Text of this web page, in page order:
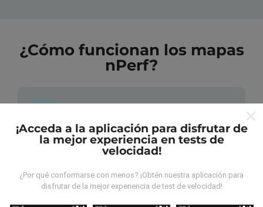
¿Cómo funcionan los mapas
nPerf?
¿De dónde provienen los datos?
Las mediciones almacenadas son realizadas por los
usuarios de la aplicación nPerf. Son mediciones
¡Acceda a la aplicación para disfrutar de
la mejor experiencia en tests de
velocidad!
¿Por qué conformarse con menos? ¡Obtén nuestra aplicación para
disfrutar de la mejor experiencia de test de velocidad!